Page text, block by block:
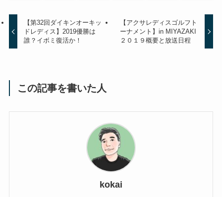
【第32回ダイキンオーキッ
ドレディス】2019優勝は
誰？イボミ復活か！
【アクサレディスゴルフト
ーナメント】in MIYAZAKI
２０１９概要と放送日程
この記事を書いた人
kokai